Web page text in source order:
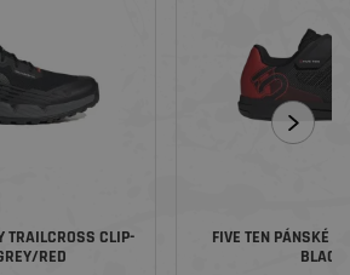
TRAILCROSS CLIP-
RED
FIVE TEN PÁNSKÉ